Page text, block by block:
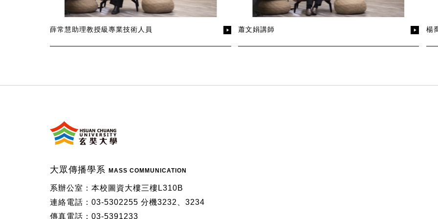
薛常慧助理教授級專業技術人員 蕭文娟講師 楊
大眾傳播學系 MASS COMMUNICATION
系辦公室：本校圖資大樓三樓L310B
連絡電話：03-5302255 分機3232、3234
傳真電話：03-5391233